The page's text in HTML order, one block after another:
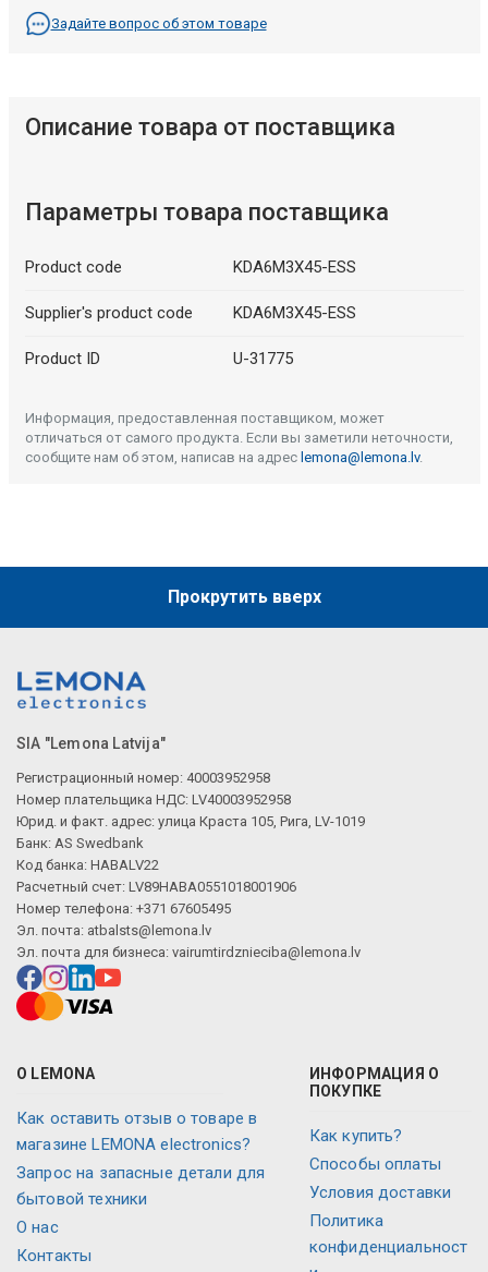
Задайте вопрос об этом товаре
Описание товара от поставщика
Параметры товара поставщика
Product code KDA6M3X45-ESS
Supplier's product code KDA6M3X45-ESS
Product ID U-31775
Информация, предоставленная поставщиком, может
отличаться от самого продукта. Если вы заметили неточности,
сообщите нам об этом, написав на адрес lemona@lemona.lv.
Прокрутить вверх
SIA "Lemona Latvija"
Регистрационный номер: 40003952958
Номер плательщика НДС: LV40003952958
Юрид. и факт. адрес: улица Краста 105, Рига, LV-1019
Банк: AS Swedbank
Код банка: HABALV22
Расчетный счет: LV89HABA0551018001906
Номер телефона: +371 67605495
Эл. почта: atbalsts@lemona.lv
Эл. почта для бизнеса: vairumtirdznieciba@lemona.lv
О LEMONA
Как оставить отзыв о товаре в
магазине LEMONA electronics?
Запрос на запасные детали для
бытовой техники
О нас
Контакты
ИНФОРМАЦИЯ О
ПОКУПКЕ
Как купить?
Способы оплаты
Условия доставки
Политика
конфиденциальност